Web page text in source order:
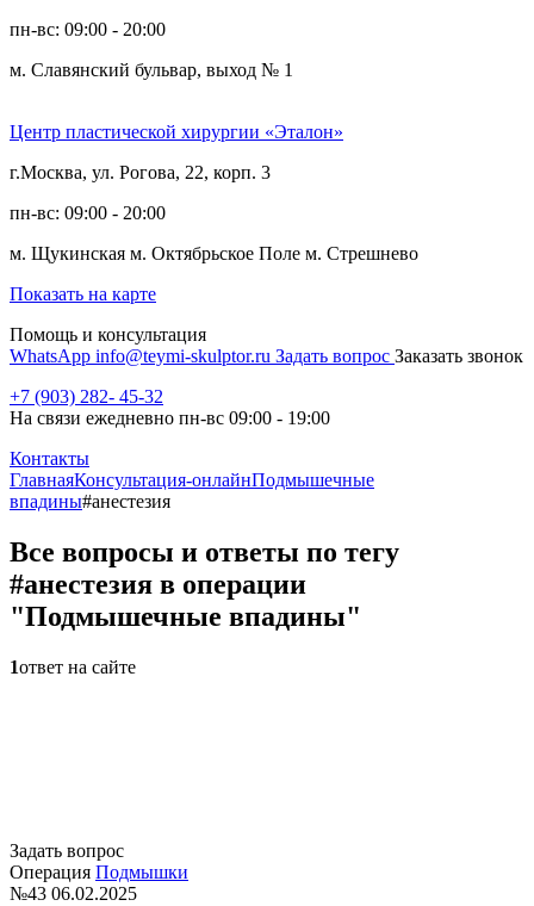
пн-вс: 09:00 - 20:00
м. Славянский бульвар, выход № 1
Центр пластической хирургии «Эталон»
г.Москва, ул. Рогова, 22, корп. 3
пн-вс: 09:00 - 20:00
м. Щукинская м. Октябрьское Поле м. Стрешнево
Показать на карте
Помощь и консультация
WhatsApp info@teymi-skulptor.ru Задать вопрос Заказать звонок
+7 (903) 282- 45-32
На связи ежедневно пн-вс 09:00 - 19:00
Контакты
ГлавнаяКонсультация-онлайнПодмышечные
впадины#анестезия
Все вопросы и ответы по тегу
#анестезия в операции
"Подмышечные впадины"
1ответ на сайте
Задать вопрос
Операция Подмышки
№43 06.02.2025